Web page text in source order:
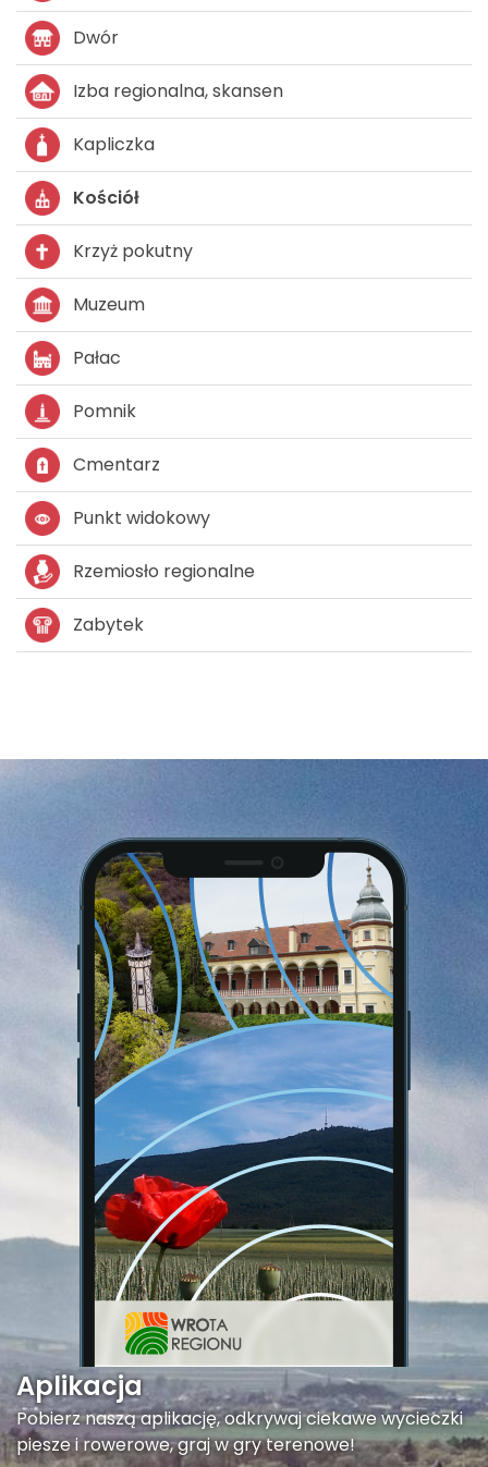
Dwór
Izba regionalna, skansen
Kapliczka
Kościół
Krzyż pokutny
Muzeum
Pałac
Pomnik
Cmentarz
Punkt widokowy
Rzemiosło regionalne
Zabytek
Aplikacja
Pobierz naszą aplikację, odkrywaj ciekawe wycieczki
piesze i rowerowe, graj w gry terenowe!